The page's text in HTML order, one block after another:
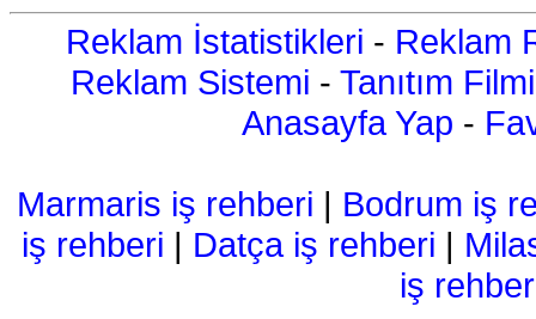
Reklam İstatistikleri - Reklam
Reklam Sistemi - Tanıtım Filmi
Anasayfa Yap -
Marmaris iş rehberi | Bodrum iş
iş rehberi | Datça iş rehberi |
iş